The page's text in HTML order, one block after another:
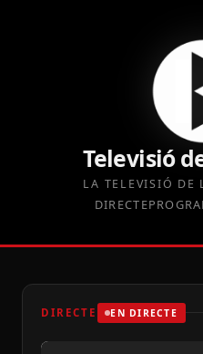
Televisió
LA TELEVISIÓ DE
DIRECTE
DIRECTE EN DIRECTE